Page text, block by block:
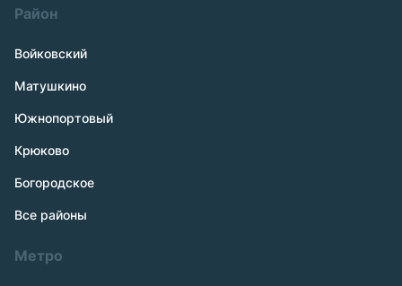
Район
Войковский
Матушкино
Южнопортовый
Крюково
Богородское
Все районы
Метро